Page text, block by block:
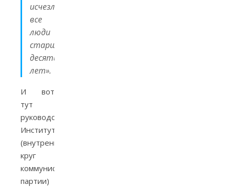
исчезли
все
люди
старше
десяти
лет».
И вот
тут
руководство
Института
(внутренний
круг
коммунистической
партии)